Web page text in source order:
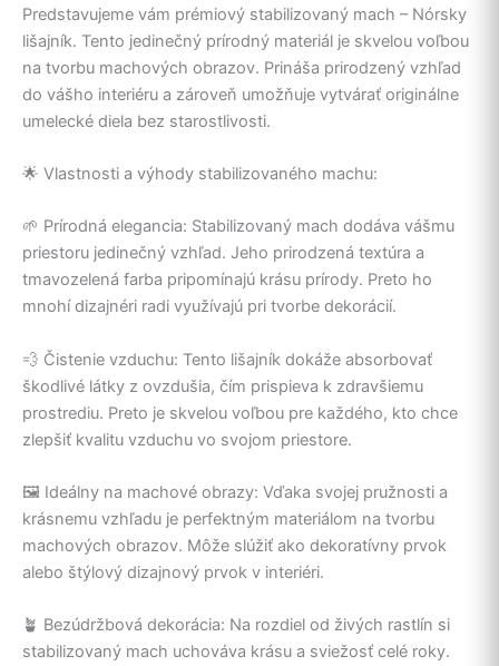
Predstavujeme vám prémiový stabilizovaný mach – Nórsky
lišajník. Tento jedinečný prírodný materiál je skvelou voľbou
na tvorbu machových obrazov. Prináša prirodzený vzhľad
do vášho interiéru a zároveň umožňuje vytvárať originálne
umelecké diela bez starostlivosti.
🌟 Vlastnosti a výhody stabilizovaného machu:
🌱 Prírodná elegancia: Stabilizovaný mach dodáva vášmu
priestoru jedinečný vzhľad. Jeho prirodzená textúra a
tmavozelená farba pripomínajú krásu prírody. Preto ho
mnohí dizajnéri radi využívajú pri tvorbe dekorácií.
💨 Čistenie vzduchu: Tento lišajník dokáže absorbovať
škodlivé látky z ovzdušia, čím prispieva k zdravšiemu
prostrediu. Preto je skvelou voľbou pre každého, kto chce
zlepšiť kvalitu vzduchu vo svojom priestore.
🖼️ Ideálny na machové obrazy: Vďaka svojej pružnosti a
krásnemu vzhľadu je perfektným materiálom na tvorbu
machových obrazov. Môže slúžiť ako dekoratívny prvok
alebo štýlový dizajnový prvok v interiéri.
🪴 Bezúdržbová dekorácia: Na rozdiel od živých rastlín si
stabilizovaný mach uchováva krásu a sviežosť celé roky.